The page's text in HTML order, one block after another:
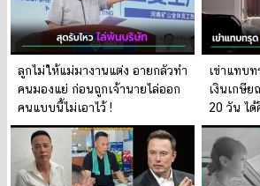
ลูกไม่ให้แม่มางานแต่ง อายกลัวทำ
คนมองแย่ ก่อนถูกเจ้านายไล่ออก
คนแบบนี้ไม่เอาไว้ !
เข่าแทบ
เงินเกษี
20 วัน ไ